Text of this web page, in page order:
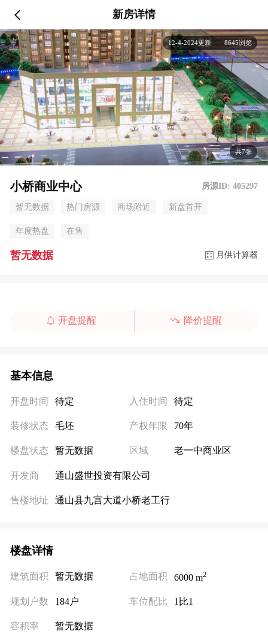
新房详情
12-4-2024更新 8645浏览
共7张
小桥商业中心 房源ID: 405297
暂无数据 热门房源 商场附近 新盘首开
年度热盘 在售
暂无数据 月供计算器
开盘提醒 降价提醒
基本信息
开盘时间 待定 入住时间 待定
装修状态 毛坯 产权年限 70年
楼盘状态 暂无数据 区域 老一中商业区
开发商 通山盛世投资有限公司
售楼地址 通山县九宫大道小桥老工行
楼盘详情
建筑面积 暂无数据 占地面积 6000 m2
规划户数 184户 车位配比 1比1
容积率 暂无数据